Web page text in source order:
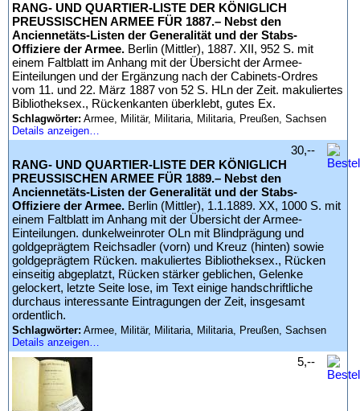
RANG- UND QUARTIER-LISTE DER KÖNIGLICH
PREUSSISCHEN ARMEE FÜR 1887.– Nebst den
Anciennetäts-Listen der Generalität und der Stabs-
Offiziere der Armee. Berlin (Mittler), 1887. XII, 952 S. mit
einem Faltblatt im Anhang mit der Übersicht der Armee-
Einteilungen und der Ergänzung nach der Cabinets-Ordres
vom 11. und 22. März 1887 von 52 S. HLn der Zeit. makuliertes
Bibliotheksex., Rückenkanten überklebt, gutes Ex.
Schlagwörter: Armee, Militär, Militaria, Militaria, Preußen, Sachsen
Details anzeigen…
RANG- UND QUARTIER-LISTE DER KÖNIGLICH
PREUSSISCHEN ARMEE FÜR 1889.– Nebst den
Anciennetäts-Listen der Generalität und der Stabs-
Offiziere der Armee. Berlin (Mittler), 1.1.1889. XX, 1000 S. mit
einem Faltblatt im Anhang mit der Übersicht der Armee-
Einteilungen. dunkelweinroter OLn mit Blindprägung und
goldgeprägtem Reichsadler (vorn) und Kreuz (hinten) sowie
goldgeprägtem Rücken. makuliertes Bibliotheksex., Rücken
einseitig abgeplatzt, Rücken stärker geblichen, Gelenke
gelockert, letzte Seite lose, im Text einige handschriftliche
durchaus interessante Eintragungen der Zeit, insgesamt
ordentlich.
Schlagwörter: Armee, Militär, Militaria, Militaria, Preußen, Sachsen
Details anzeigen…
30,--
5,--